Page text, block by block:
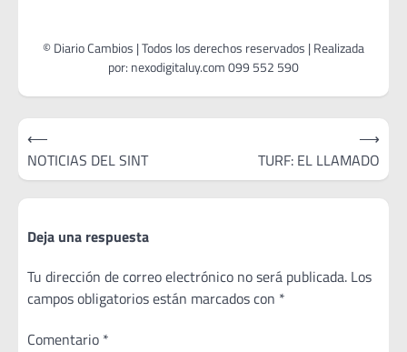
Navegación
de
entradas
⟵
NOTICIAS DEL SINT
TURF: EL LLAMADO
⟶
Deja una respuesta
Tu dirección de correo electrónico no será publicada. Los
campos obligatorios están marcados con *
Comentario *